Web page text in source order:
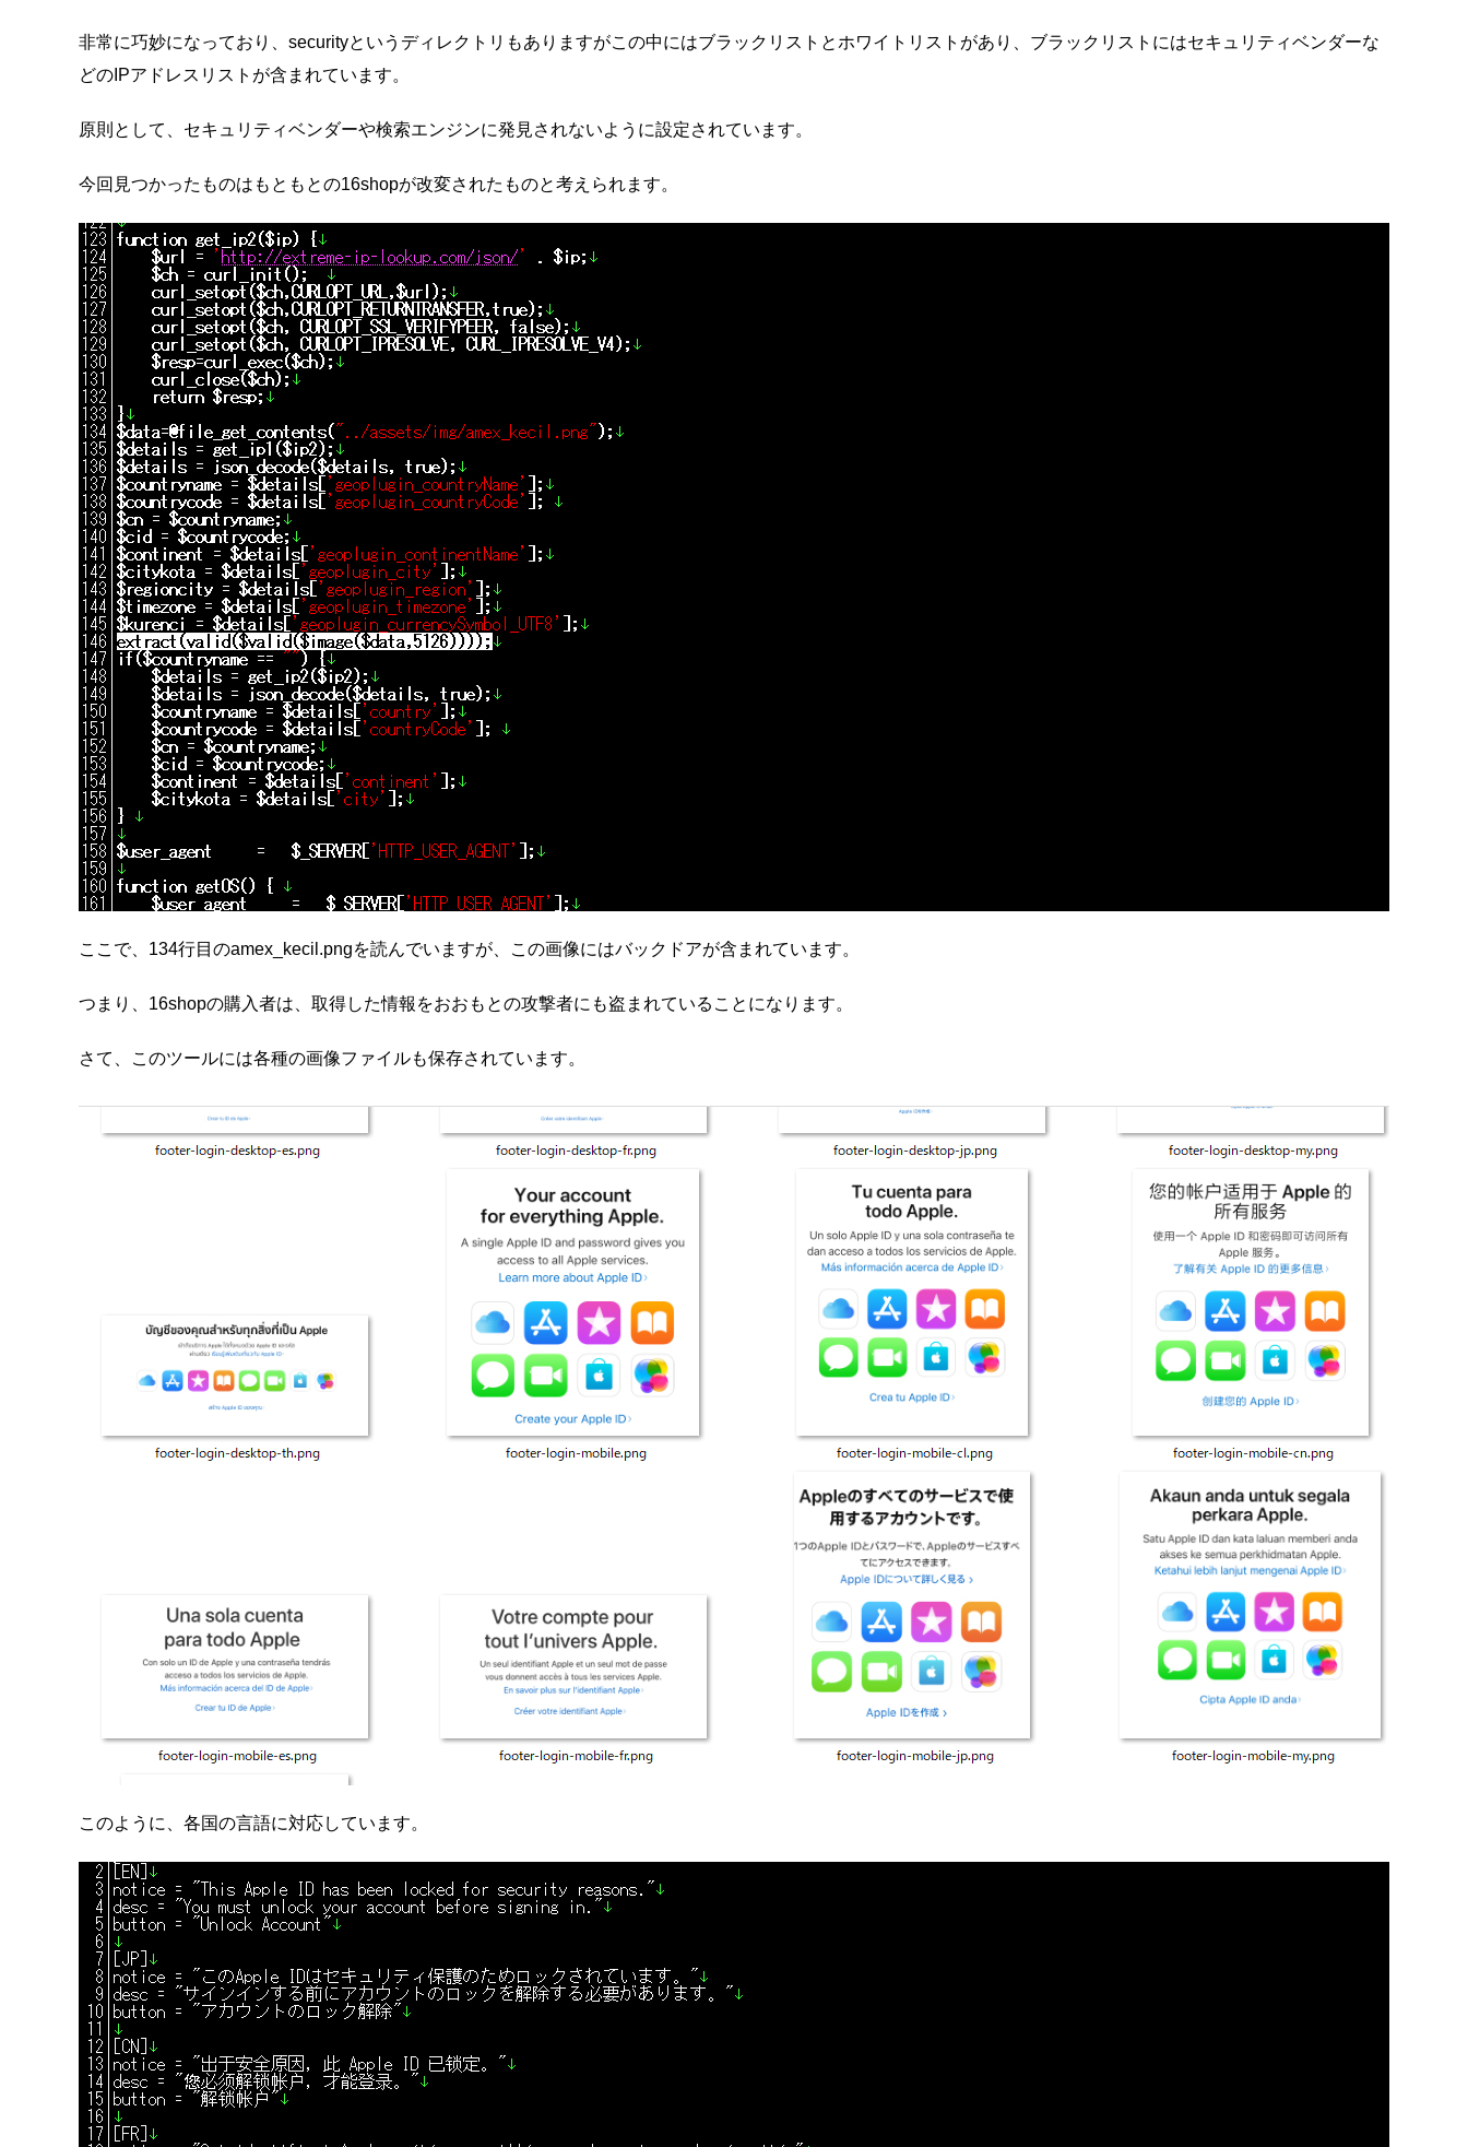
非常に巧妙になっており、securityというディレクトリもありますがこの中にはブラックリストとホワイトリストがあり、ブラックリストにはセキュリティベンダーな
どのIPアドレスリストが含まれています。
原則として、セキュリティベンダーや検索エンジンに発見されないように設定されています。
今回見つかったものはもともとの16shopが改変されたものと考えられます。
ここで、134行目のamex_kecil.pngを読んでいますが、この画像にはバックドアが含まれています。
つまり、16shopの購入者は、取得した情報をおおもとの攻撃者にも盗まれていることになります。
さて、このツールには各種の画像ファイルも保存されています。
このように、各国の言語に対応しています。